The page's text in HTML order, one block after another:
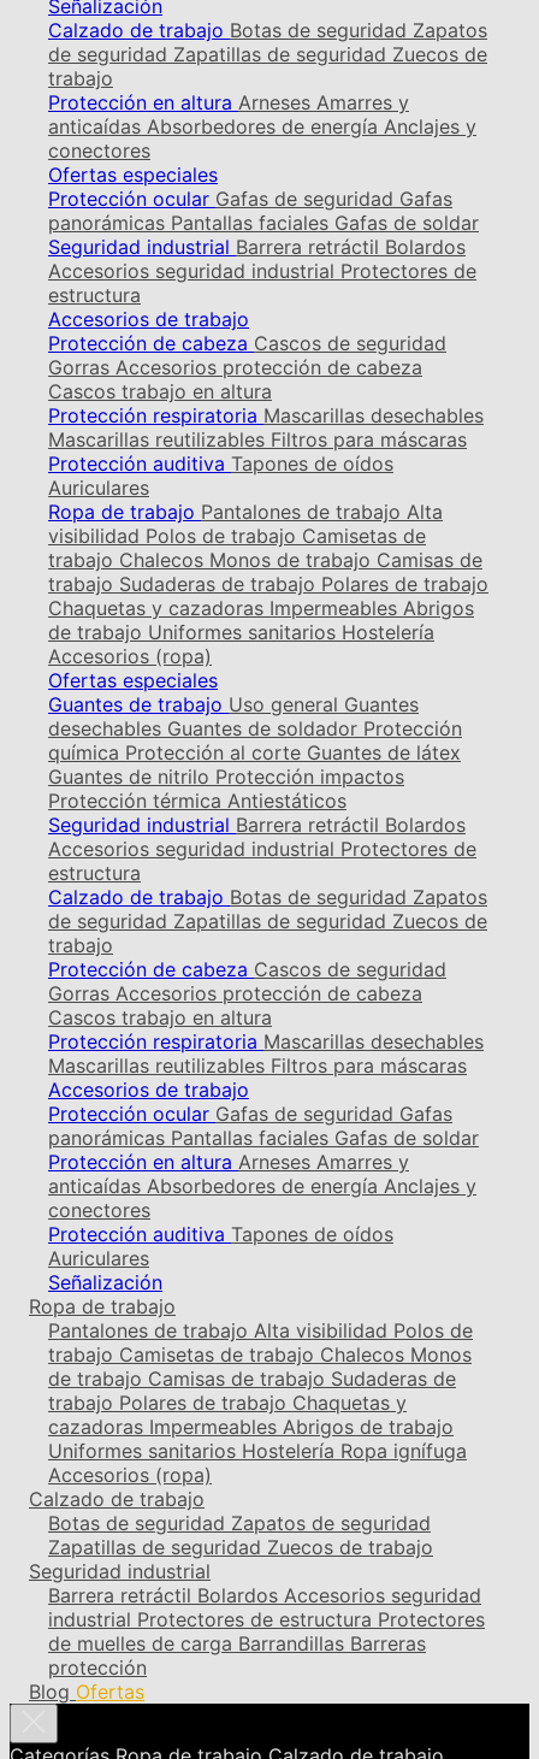
Señalización
Calzado de trabajo Botas de seguridad Zapatos
de seguridad Zapatillas de seguridad Zuecos de
trabajo
Protección en altura Arneses Amarres y
anticaídas Absorbedores de energía Anclajes y
conectores
Ofertas especiales
Protección ocular Gafas de seguridad Gafas
panorámicas Pantallas faciales Gafas de soldar
Seguridad industrial Barrera retráctil Bolardos
Accesorios seguridad industrial Protectores de
estructura
Accesorios de trabajo
Protección de cabeza Cascos de seguridad
Gorras Accesorios protección de cabeza
Cascos trabajo en altura
Protección respiratoria Mascarillas desechables
Mascarillas reutilizables Filtros para máscaras
Protección auditiva Tapones de oídos
Auriculares
Ropa de trabajo Pantalones de trabajo Alta
visibilidad Polos de trabajo Camisetas de
trabajo Chalecos Monos de trabajo Camisas de
trabajo Sudaderas de trabajo Polares de trabajo
Chaquetas y cazadoras Impermeables Abrigos
de trabajo Uniformes sanitarios Hostelería
Accesorios (ropa)
Ofertas especiales
Guantes de trabajo Uso general Guantes
desechables Guantes de soldador Protección
química Protección al corte Guantes de látex
Guantes de nitrilo Protección impactos
Protección térmica Antiestáticos
Seguridad industrial Barrera retráctil Bolardos
Accesorios seguridad industrial Protectores de
estructura
Calzado de trabajo Botas de seguridad Zapatos
de seguridad Zapatillas de seguridad Zuecos de
trabajo
Protección de cabeza Cascos de seguridad
Gorras Accesorios protección de cabeza
Cascos trabajo en altura
Protección respiratoria Mascarillas desechables
Mascarillas reutilizables Filtros para máscaras
Accesorios de trabajo
Protección ocular Gafas de seguridad Gafas
panorámicas Pantallas faciales Gafas de soldar
Protección en altura Arneses Amarres y
anticaídas Absorbedores de energía Anclajes y
conectores
Protección auditiva Tapones de oídos
Auriculares
Señalización
Ropa de trabajo
Pantalones de trabajo Alta visibilidad Polos de
trabajo Camisetas de trabajo Chalecos Monos
de trabajo Camisas de trabajo Sudaderas de
trabajo Polares de trabajo Chaquetas y
cazadoras Impermeables Abrigos de trabajo
Uniformes sanitarios Hostelería Ropa ignífuga
Accesorios (ropa)
Calzado de trabajo
Botas de seguridad Zapatos de seguridad
Zapatillas de seguridad Zuecos de trabajo
Seguridad industrial
Barrera retráctil Bolardos Accesorios seguridad
industrial Protectores de estructura Protectores
de muelles de carga Barrandillas Barreras
protección
Blog Ofertas